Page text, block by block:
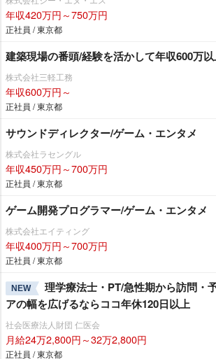
年収420万円～750万円
正社員 / 東京都
建築現場の番頭/経験を活かして年収600万
株式会社三軽工務
年収600万円～
正社員 / 東京都
サウンドディレクター/ゲーム・エンタメ
株式会社ラセングル
年収450万円～700万円
正社員 / 東京都
ゲーム開発プログラマー/ゲーム・エンタメ
株式会社エイティング
年収400万円～700万円
正社員 / 東京都
NEW
理学療法士・PT/急性期から訪問・
アの幅を広げるならココ年休120日以上
社会医療法人財団 仁医会
月給24万2,800円～32万2,800円
正社員 / 東京都